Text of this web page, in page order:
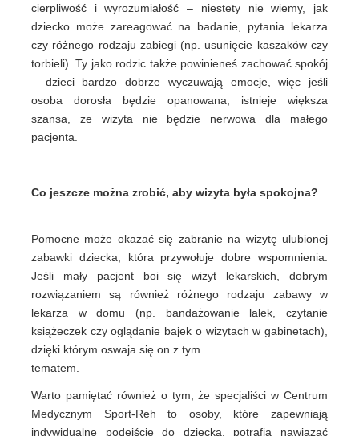
cierpliwość i wyrozumiałość – niestety nie wiemy, jak
dziecko może zareagować na badanie, pytania lekarza
czy różnego rodzaju zabiegi (np. usunięcie kaszaków czy
torbieli). Ty jako rodzic także powinieneś zachować spokój
– dzieci bardzo dobrze wyczuwają emocje, więc jeśli
osoba dorosła będzie opanowana, istnieje większa
szansa, że wizyta nie będzie nerwowa dla małego
pacjenta.
Co jeszcze można zrobić, aby wizyta była spokojna?
Pomocne może okazać się zabranie na wizytę ulubionej
zabawki dziecka, która przywołuje dobre wspomnienia.
Jeśli mały pacjent boi się wizyt lekarskich, dobrym
rozwiązaniem są również różnego rodzaju zabawy w
lekarza w domu (np. bandażowanie lalek, czytanie
książeczek czy oglądanie bajek o wizytach w gabinetach),
dzięki którym oswaja się on z tym
tematem.
Warto pamiętać również o tym, że specjaliści w Centrum
Medycznym Sport-Reh to osoby, które zapewniają
indywidualne podejście do dziecka, potrafią nawiązać